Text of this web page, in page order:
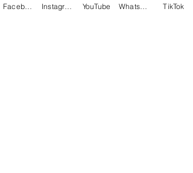
nell’arte di leggere i Registri per altre
YouTube TikTok